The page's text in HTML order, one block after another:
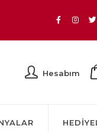
Hesabım